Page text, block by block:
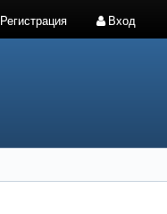
Регистрация Вход